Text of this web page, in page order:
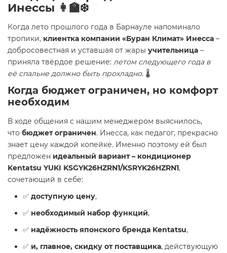
Инессы 👩‍🏫❄️
Когда лето прошлого года в Барнауле напоминало
тропики, клиентка компании «Буран Климат» Инесса –
добросовестная и уставшая от жары учительница –
приняла твёрдое решение: летом следующего года в
её спальне должно быть прохладно. 🌡️
Когда бюджет ограничен, но комфорт
необходим
В ходе общения с нашим менеджером выяснилось,
что бюджет ограничен. Инесса, как педагог, прекрасно
знает цену каждой копейке. Именно поэтому ей был
предложен идеальный вариант – кондиционер
Kentatsu YUKI KSGYK26HZRN1/KSRYK26HZRN1,
сочетающий в себе:
✅ доступную цену,
✅ необходимый набор функций,
✅ надёжность японского бренда Kentatsu,
✅ и, главное, скидку от поставщика, действующую